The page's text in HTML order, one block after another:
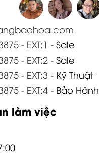
- EXT:1 - Sale
- EXT:2- Sale
- EXT:3 - Kỹ Thuật
- EXT:4- Bảo Hành
làm việc